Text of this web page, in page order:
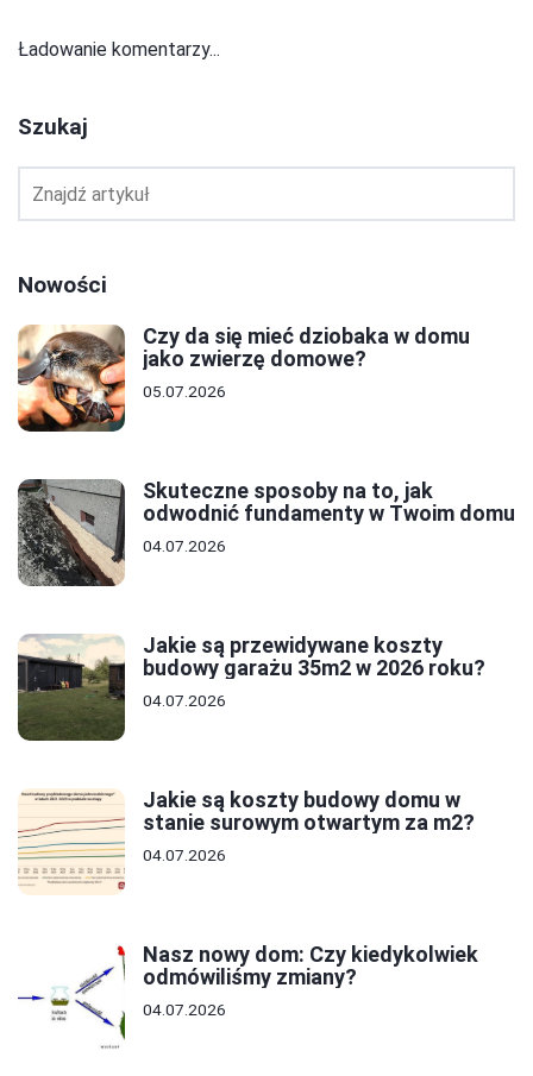
Ładowanie komentarzy...
Szukaj
Nowości
Czy da się mieć dziobaka w domu
jako zwierzę domowe?
05.07.2026
Skuteczne sposoby na to, jak
odwodnić fundamenty w Twoim domu
04.07.2026
Jakie są przewidywane koszty
budowy garażu 35m2 w 2026 roku?
04.07.2026
Jakie są koszty budowy domu w
stanie surowym otwartym za m2?
04.07.2026
Nasz nowy dom: Czy kiedykolwiek
odmówiliśmy zmiany?
04.07.2026